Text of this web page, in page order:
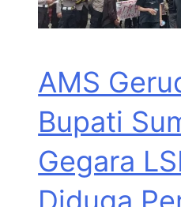
AMS
Bupati
Gegara